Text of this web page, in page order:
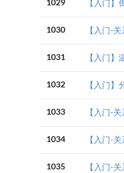
1029 【入门
1030 【入门-
1031 【入门】
1032 【入门】
1033 【入门-
1034 【入门-
1035 【入门-